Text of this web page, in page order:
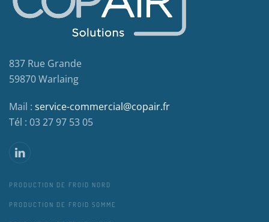
837 Rue Grande
59870 Warlaing
Mail : service-commercial@copair.fr
Tél : 03 27 97 53 05
PRODUCTION DE FROID NORD
PRODUCTION DE FROID SOMME